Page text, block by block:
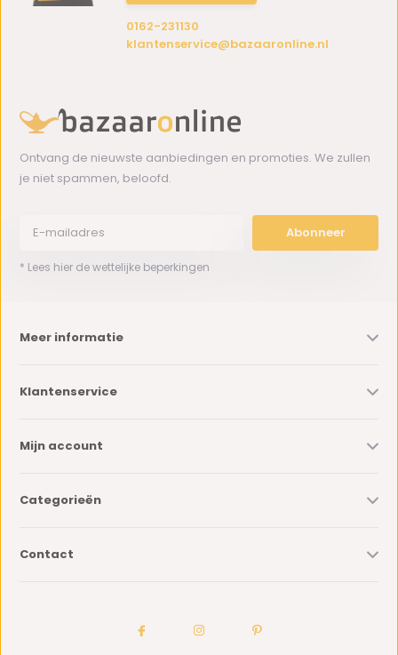
0162-231130
klantenservice@bazaaronline.nl
Ontvang de nieuwste aanbiedingen en promoties. We zullen
je niet spammen, beloofd.
Abonneer
* Lees hier de wettelijke beperkingen
Meer informatie
Klantenservice
Mijn account
Categorieën
Contact